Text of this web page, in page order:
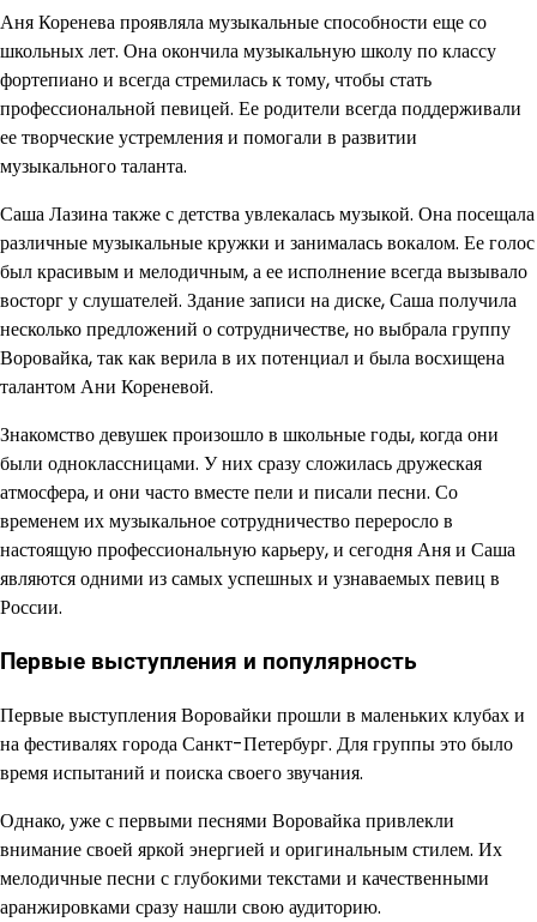
Аня Коренева проявляла музыкальные способности еще со
школьных лет. Она окончила музыкальную школу по классу
фортепиано и всегда стремилась к тому, чтобы стать
профессиональной певицей. Ее родители всегда поддерживали
ее творческие устремления и помогали в развитии
музыкального таланта.
Саша Лазина также с детства увлекалась музыкой. Она посещала
различные музыкальные кружки и занималась вокалом. Ее голос
был красивым и мелодичным, а ее исполнение всегда вызывало
восторг у слушателей. Здание записи на диске, Саша получила
несколько предложений о сотрудничестве, но выбрала группу
Воровайка, так как верила в их потенциал и была восхищена
талантом Ани Кореневой.
Знакомство девушек произошло в школьные годы, когда они
были одноклассницами. У них сразу сложилась дружеская
атмосфера, и они часто вместе пели и писали песни. Со
временем их музыкальное сотрудничество переросло в
настоящую профессиональную карьеру, и сегодня Аня и Саша
являются одними из самых успешных и узнаваемых певиц в
России.
Первые выступления и популярность
Первые выступления Воровайки прошли в маленьких клубах и
на фестивалях города Санкт-Петербург. Для группы это было
время испытаний и поиска своего звучания.
Однако, уже с первыми песнями Воровайка привлекли
внимание своей яркой энергией и оригинальным стилем. Их
мелодичные песни с глубокими текстами и качественными
аранжировками сразу нашли свою аудиторию.